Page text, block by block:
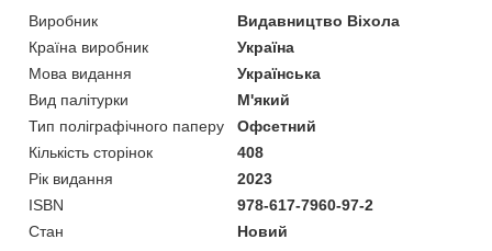
Виробник
Видавництво Віхола
Країна виробник
Україна
Мова видання
Українська
Вид палітурки
М'який
Тип поліграфічного паперу
Офсетний
Кількість сторінок
408
Рік видання
2023
ISBN
978-617-7960-97-2
Стан
Новий